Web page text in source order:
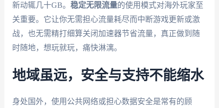
新动辄几十GB。 稳定无限流量的使用模式对海外玩家至
关重要。它让你无需担心流量耗尽而中断游戏更新或激
战，也无需精打细算关闭加速器节省流量，真正做到随
时随地，想玩就玩，痛快淋漓。
地域虽远，安全与支持不能缩水
身处国外，使用公共网络或担心数据安全是常有的顾